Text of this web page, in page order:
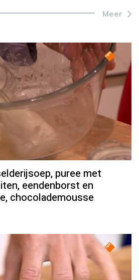
Meer
puree met
eendenborst en
chocolademousse